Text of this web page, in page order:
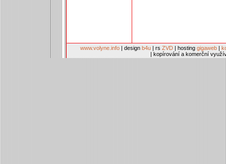
www.volyne.info | design b4u | rs ZVD | hosting gigaweb |
| kopírování a komerční